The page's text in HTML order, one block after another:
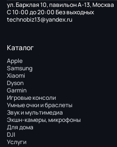
ул. Барклая 10, павильон А-13, Москва
С 10:00 до 20:00 Без выходных
technobiz13@yandex.ru
Каталог
Apple
Samsung
Xiaomi
Dyson
Garmin
Игровые консоли
Умные очки и браслеты
Звук и мультимедиа
Экшн-камеры, микрофоны
Для дома
DJI
Услуги